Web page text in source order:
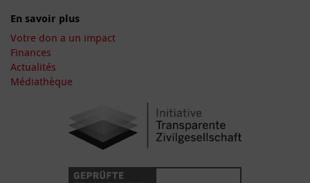
En savoir plus
Votre don a un impact
Finances
Actualités
Médiathèque